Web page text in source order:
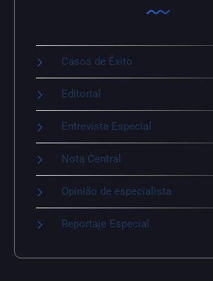
Casos de Éxito
Editorial
Entrevista Especial
Nota Central
Opinião de especialista
Reportaje Especial